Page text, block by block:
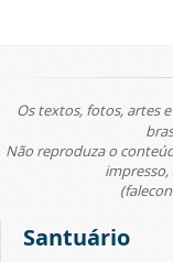
Os textos, fotos, artes
Não reproduza o
impresso,
Santuário